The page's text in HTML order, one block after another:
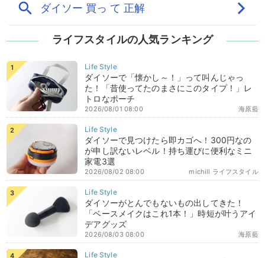
ライフスタイルの人気ランキング
ダイソーで「懐かし～！」って叫んじゃっ
た！「昔使ってたのまさにこのタイプ！」レ
トロなポーチ
海原藍
2026/08/01 08:00
ダイソーで見つけたら即カゴへ！300円なの
が申し訳ないレベル！持ち運びに便利なミニ
家電3選
michill ライフスタイル
2026/08/02 08:00
ダイソーがとんでもないもの出してきた！
「ベースメイクはこれ1本！」時短が叶うアイ
デアグッズ
海原藍
2026/08/03 08:00